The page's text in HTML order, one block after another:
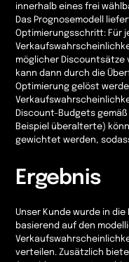
innerhalb eines frei
Das Prognosemodell
Optimierungsschritt: Für
möglicher Discountsätze
kann dann durch die
Optimierung gelöst
Discount-Budgets gemäß
Beispiel überalterte)
gewichtet werden,
Ergebnis
Unser Kunde wurde in
basierend auf den
verteilen. Zusätzlich